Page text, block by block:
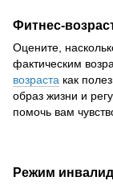
Фитнес-
Оцените,
фактическим
возраста как
образ жизни и
помочь вам
Режим